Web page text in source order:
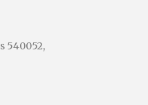
540052,